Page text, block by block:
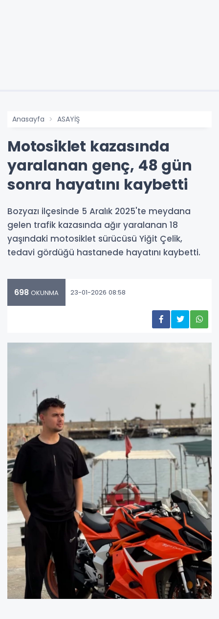
Anasayfa ASAYİŞ
Motosiklet kazasında
yaralanan genç, 48 gün
sonra hayatını kaybetti
Bozyazı ilçesinde 5 Aralık 2025'te meydana
gelen trafik kazasında ağır yaralanan 18
yaşındaki motosiklet sürücüsü Yiğit Çelik,
tedavi gördüğü hastanede hayatını kaybetti.
698 OKUNMA 23-01-2026 08:58